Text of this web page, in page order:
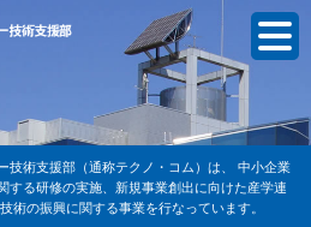
術支援部（通称テクノ・コム）は、
中小企業
する研修の実施、新規事業創出に向けた産学連
術の振興に関する事業を行なっています。